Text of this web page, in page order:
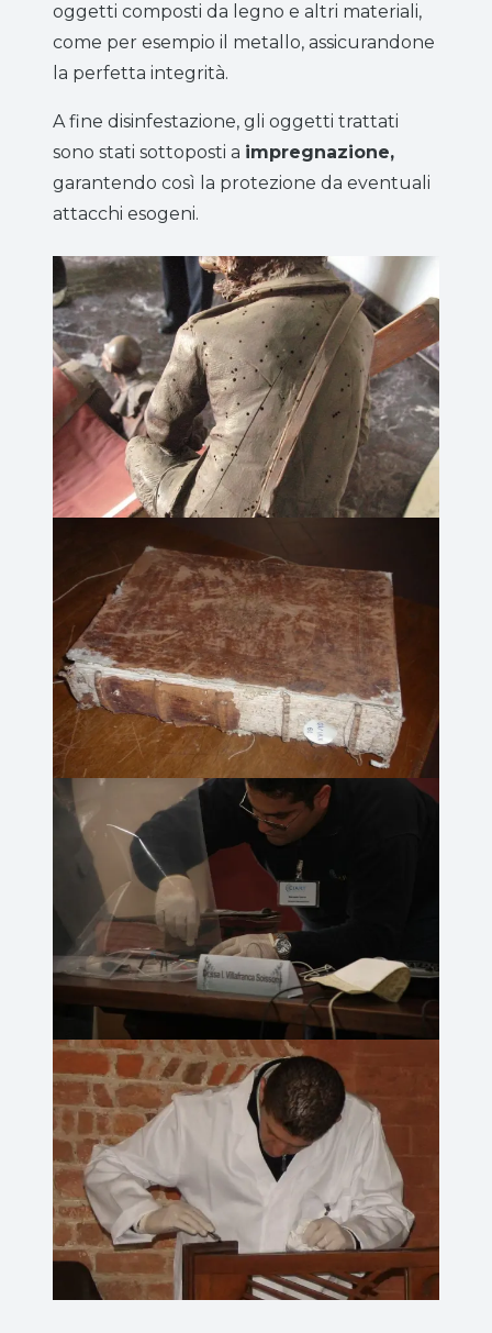
oggetti composti da legno e altri materiali,
come per esempio il metallo, assicurandone
la perfetta integrità.
A fine disinfestazione, gli oggetti trattati
sono stati sottoposti a impregnazione,
garantendo così la protezione da eventuali
attacchi esogeni.